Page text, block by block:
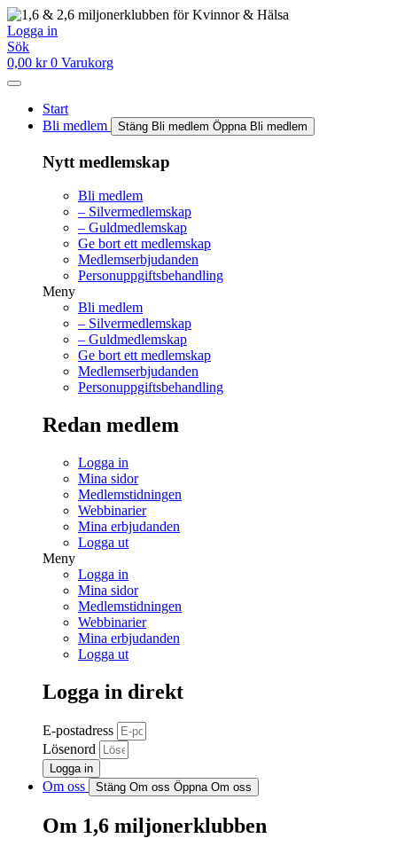
Hoppa
till
innehåll
Logga in
Sök
0,00 kr 0 Varukorg
Start
Bli medlem
Stäng Bli medlem Öppna Bli medlem
Nytt medlemskap
Bli medlem
– Silvermedlemskap
– Guldmedlemskap
Ge bort ett medlemskap
Medlemserbjudanden
Personuppgiftsbehandling
Meny
Bli medlem
– Silvermedlemskap
– Guldmedlemskap
Ge bort ett medlemskap
Medlemserbjudanden
Personuppgiftsbehandling
Redan medlem
Logga in
Mina sidor
Medlemstidningen
Webbinarier
Mina erbjudanden
Logga ut
Meny
Logga in
Mina sidor
Medlemstidningen
Webbinarier
Mina erbjudanden
Logga ut
Logga in direkt
E-postadress
Lösenord
Logga in
Om oss Stäng Om oss Öppna Om oss
Om 1,6 miljonerklubben